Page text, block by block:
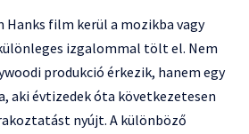
Hanks film kerül a mozikba vagy
izgalommal tölt el. Nem
produkció érkezik, hanem egy
aki évtizedek óta következetesen
nyújt. A különböző